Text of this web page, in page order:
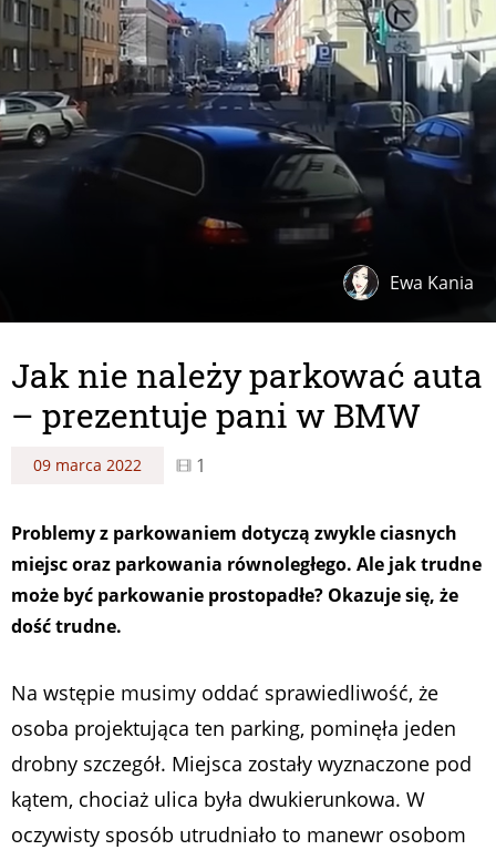
Ewa Kania
Jak nie należy parkować auta
– prezentuje pani w BMW
09 marca 2022 1
Problemy z parkowaniem dotyczą zwykle ciasnych
miejsc oraz parkowania równoległego. Ale jak trudne
może być parkowanie prostopadłe? Okazuje się, że
dość trudne.
Na wstępie musimy oddać sprawiedliwość, że
osoba projektująca ten parking, pominęła jeden
drobny szczegół. Miejsca zostały wyznaczone pod
kątem, chociaż ulica była dwukierunkowa. W
oczywisty sposób utrudniało to manewr osobom